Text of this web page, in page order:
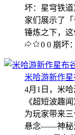
坏：星穹铁
家们展示了
锤炼之下，
0 0 崩坏
米哈游新作
4月1日，米
《超短波趣
为玩家带来
悬念——神秘